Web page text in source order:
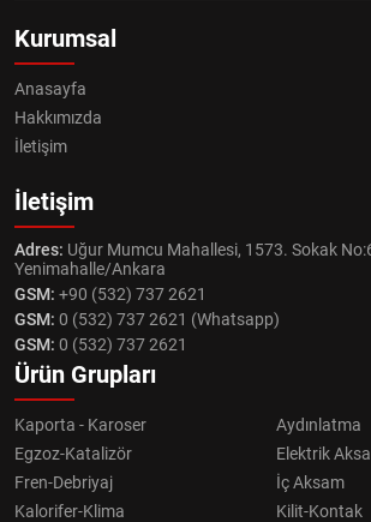
Kurumsal
Anasayfa
Hakkımızda
İletişim
İletişim
Adres: Uğur Mumcu Mahallesi, 1573. Sokak
Yenimahalle/Ankara
GSM: +90 (532) 737 2621
GSM: 0 (532) 737 2621 (Whatsapp)
GSM: 0 (532) 737 2621
Ürün Grupları
Kaporta - Karoser
Aydınlatma
Egzoz-Katalizör
Elektrik
Fren-Debriyaj
İç Aksam
Kalorifer-Klima
Kilit-Kontak